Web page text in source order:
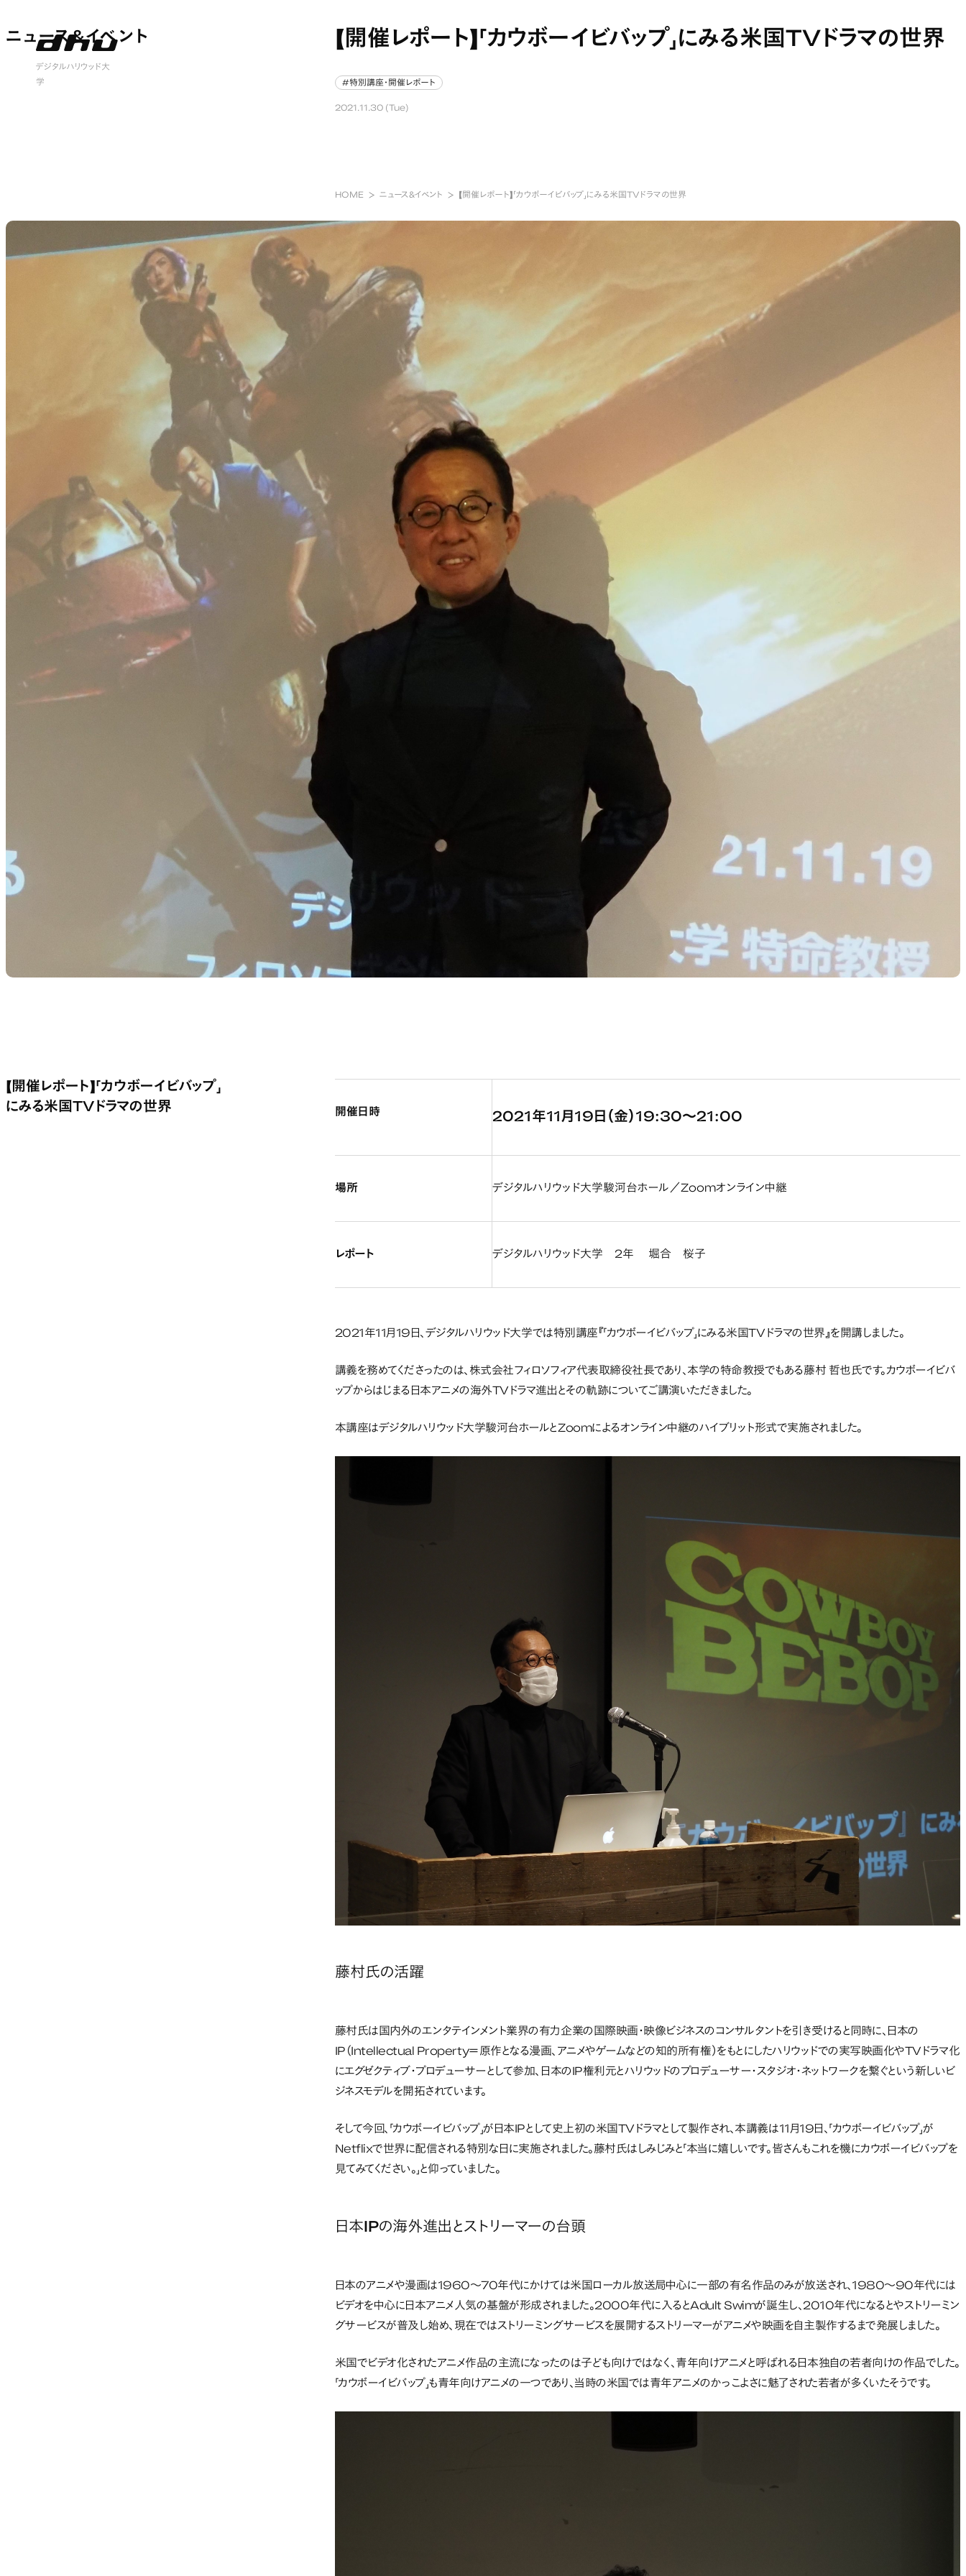
デジタルハリウッド大
学
ニュース&イベント 【開催レポート】「カウボーイビバップ」にみる米国TVドラマの世界
#特別講座・開催レポート
2021.11.30 (Tue)
HOME ニュース&イベント 【開催レポート】「カウボーイビバップ」にみる米国TVドラマの世界
【開催レポート】「カウボーイビバップ」
にみる米国TVドラマの世界
開催日時 2021年11月19日（金）19:30～21:00
場所 デジタルハリウッド大学駿河台ホール／Zoomオンライン中継
レポート デジタルハリウッド大学 2年 堀合 桜子
2021年11月19日、デジタルハリウッド大学では特別講座『「カウボーイビバップ」にみる米国TVドラマの世界』を開講しました。
講義を務めてくださったのは、株式会社フィロソフィア代表取締役社長であり、本学の特命教授でもある藤村 哲也氏です。カウボーイビバ
ップからはじまる日本アニメの海外TVドラマ進出とその軌跡についてご講演いただきました。
本講座はデジタルハリウッド大学駿河台ホールとZoomによるオンライン中継のハイブリット形式で実施されました。
藤村氏の活躍
藤村氏は国内外のエンタテインメント業界の有力企業の国際映画・映像ビジネスのコンサルタントを引き受けると同時に、日本の
IP（Intellectual Property＝原作となる漫画、アニメやゲームなどの知的所有権）をもとにしたハリウッドでの実写映画化やTVドラマ化
にエグゼクティブ・プロデューサーとして参加、日本のIP権利元とハリウッドのプロデューサー・スタジオ・ネットワークを繋ぐという新しいビ
ジネスモデルを開拓されています。
そして今回、「カウボーイビバップ」が日本IPとして史上初の米国TVドラマとして製作され、本講義は11月19日、「カウボーイビバップ」が
Netflixで世界に配信される特別な日に実施されました。藤村氏はしみじみと「本当に嬉しいです。皆さんもこれを機にカウボーイビバップを
見てみてください。」と仰っていました。
日本IPの海外進出とストリーマーの台頭
日本のアニメや漫画は1960～70年代にかけては米国ローカル放送局中心に一部の有名作品のみが放送され、1980～90年代には
ビデオを中心に日本アニメ人気の基盤が形成されました。2000年代に入るとAdult Swimが誕生し、2010年代になるとやストリーミン
グサービスが普及し始め、現在ではストリーミングサービスを展開するストリーマーがアニメや映画を自主製作するまで発展しました。
米国でビデオ化されたアニメ作品の主流になったのは子ども向けではなく、青年向けアニメと呼ばれる日本独自の若者向けの作品でした。
「カウボーイビバップ」も青年向けアニメの一つであり、当時の米国では青年アニメのかっこよさに魅了された若者が多くいたそうです。